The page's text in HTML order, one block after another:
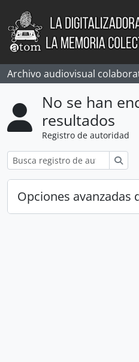
Skip to main content
Archivo audiovisual
No se han
resultados
Registro de autoridad
Opciones avanzadas